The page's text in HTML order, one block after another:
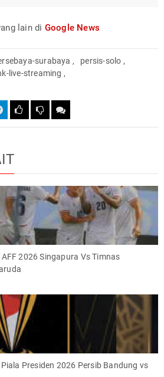
lain di Google News
surabaya , persis-solo ,
live-streaming ,
2026 Singapura Vs Timnas
Presiden 2026 Persib Bandung vs